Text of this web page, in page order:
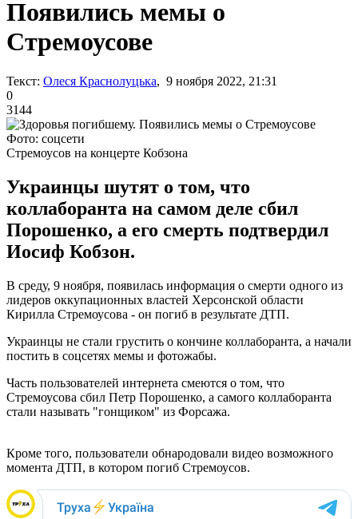
Появились мемы о
Стремоусове
Текст: Олеся Краснолуцька, 9 ноября 2022, 21:31
0
3144
Фото: соцсети
Стремоусов на концерте Кобзона
Украинцы шутят о том, что
коллаборанта на самом деле сбил
Порошенко, а его смерть подтвердил
Иосиф Кобзон.
В среду, 9 ноября, появилась информация о смерти одного из
лидеров оккупационных властей Херсонской области
Кирилла Стремоусова - он погиб в результате ДТП.
Украинцы не стали грустить о кончине коллаборанта, а начали
постить в соцсетях мемы и фотожабы.
Часть пользователей интернета смеются о том, что
Стремоусова сбил Петр Порошенко, а самого коллаборанта
стали называть "гонщиком" из Форсажа.
Кроме того, пользователи обнародовали видео возможного
момента ДТП, в котором погиб Стремоусов.